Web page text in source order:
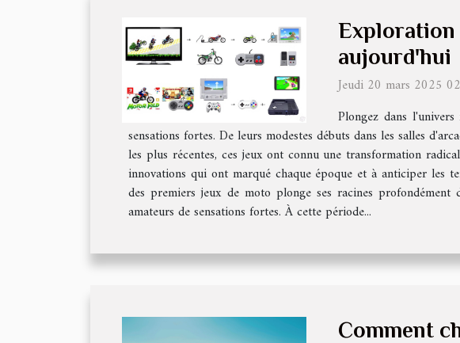
Exploration
aujourd'hui
Jeudi 20 mars 2025
Plongez dans
sensations fortes. De leurs modestes débuts dans les salles
les plus récentes, ces jeux ont connu une transformation
innovations qui ont marqué chaque époque et à anticiper les
des premiers jeux de moto plonge ses racines
amateurs de sensations fortes. À cette période...
Comment